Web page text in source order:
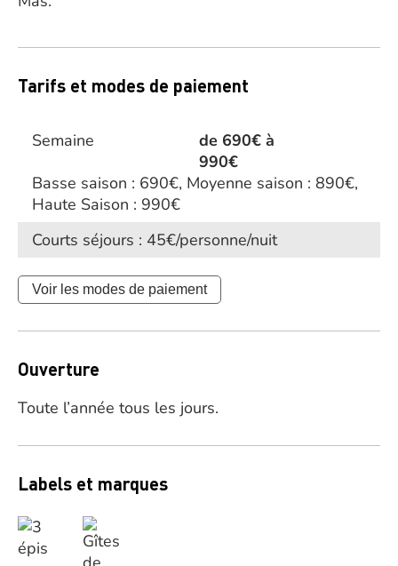
Tarifs et modes de paiement
Semaine
de 690€ à
990€
Basse saison : 690€, Moyenne saison : 890€,
Haute Saison : 990€
Courts séjours : 45€/personne/nuit
Voir les modes de paiement
Ouverture
Toute l’année tous les jours.
Labels et marques